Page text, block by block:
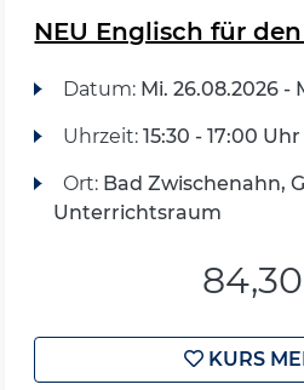
NEU Englisch für
Datum: Mi. 26.08.2026 -
Uhrzeit: 15:30 - 17:00 Uhr
Ort: Bad Zwischenahn,
Unterrichtsraum
KURS